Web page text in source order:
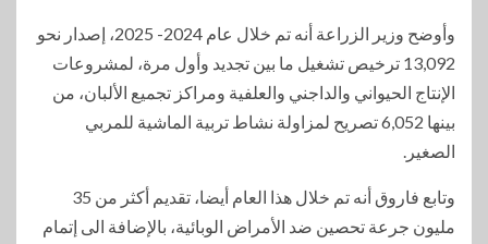
وأوضح وزير الزراعة أنه تم خلال عام 2024- 2025، إصدار نحو
13,092 ترخيص تشغيل ما بين تجديد وأول مرة، لمشروعات
الإنتاج الحيواني والداجني والعلفية ومراكز تجميع الألبان، من
بينها 6,052 تصريح لمزاولة نشاط تربية الماشية للمربي
الصغير.
وتابع فاروق أنه تم خلال هذا العام أيضا، تقديم أكثر من 35
مليون جرعة تحصين ضد الأمراض الوبائية، بالإضافة الى إتمام